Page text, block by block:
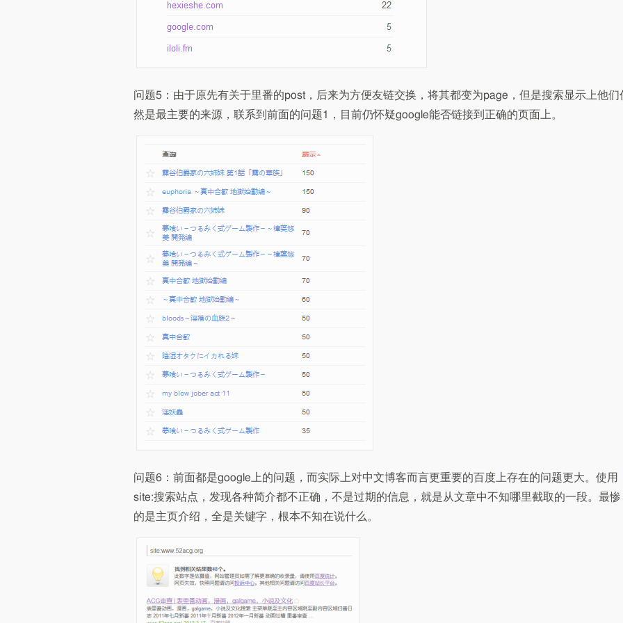
问题5：由于原先有关于里番的post，后来为方便友链交换，将其都变为page，但是搜索显示上他们
然是最主要的来源，联系到前面的问题1，目前仍怀疑google能否链接到正确的页面上。
问题6：前面都是google上的问题，而实际上对中文博客而言更重要的百度上存在的问题更大。使用
site:搜索站点，发现各种简介都不正确，不是过期的信息，就是从文章中不知哪里截取的一段。最惨
的是主页介绍，全是关键字，根本不知在说什么。